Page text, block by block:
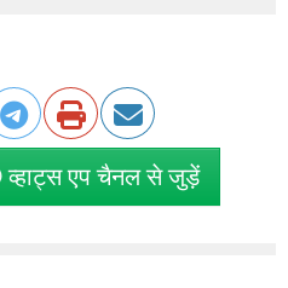
व्हाट्स एप चैनल से जुड़ें